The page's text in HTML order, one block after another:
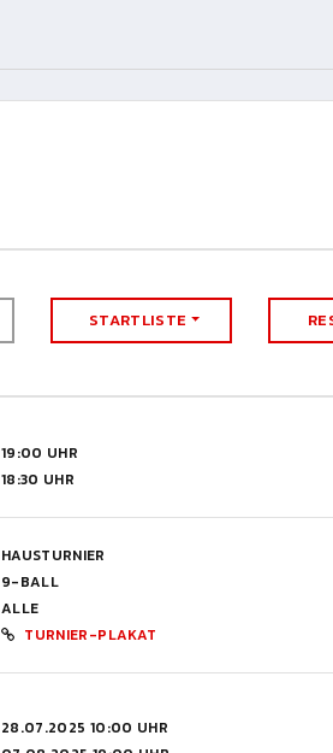
STARTLISTE
19:00 UHR
18:30 UHR
HAUSTURNIER
9-BALL
ALLE
TURNIER-PLAKAT
28.07.2025 10:00 UHR